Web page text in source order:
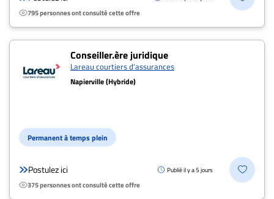
Publicité
Solutions de
recrutements
TROUVEZ-
joindre
propos
Infolettre
795 personnes ont consulté cette offre
Conseiller.ère juridique
Lareau courtiers d'assurances
Napierville (Hybride)
Permanent à temps plein
Postulez ici Publié il y a 5 jours
375 personnes ont consulté cette offre